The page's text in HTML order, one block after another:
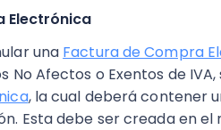
Electrónica
una Factura de Compra
No Afectos o Exentos de
, la cual deberá contener
Esta debe ser creada en